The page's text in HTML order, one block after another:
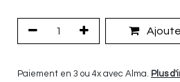
Paiement en 3 ou 4x avec Alma. Plus